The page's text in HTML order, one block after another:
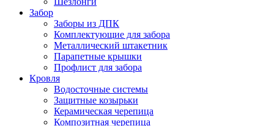
Забор
Заборы из ДПК
Комплектующие для забора
Металлический штакетник
Парапетные крышки
Профлист для забора
Кровля
Водосточные системы
Защитные козырьки
Керамическая черепица
Композитная черепица